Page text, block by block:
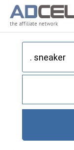
the affiliate network